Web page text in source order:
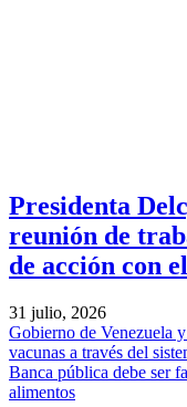
Presidenta
reunión de
de acción con
31 julio, 2026
Gobierno de Venezuela
vacunas a través del
Banca pública debe ser
alimentos